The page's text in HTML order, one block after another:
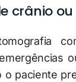
crânio
o paciente